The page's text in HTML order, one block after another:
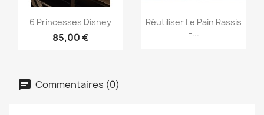
Aperçu rapide
6 Princesses Disney
85,00 €
Aperçu rapide
Réutiliser Le Pain Rassis
-...
Commentaires (0)